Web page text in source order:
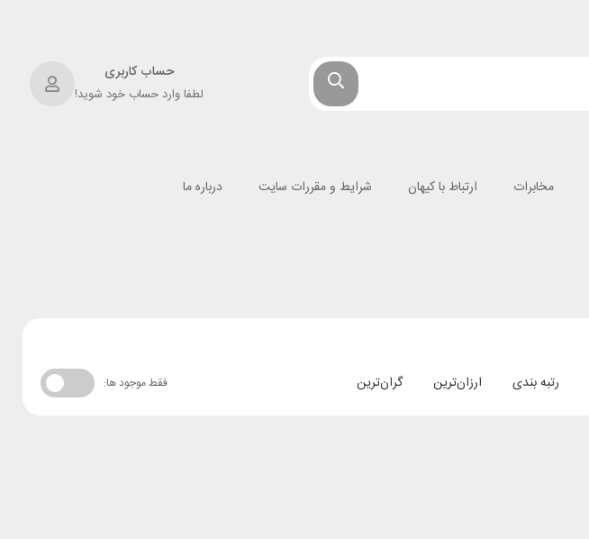
حساب کاربری
لطفا وارد حساب خود شوید!
مخابرات ارتباط با کیهان شرایط و مقررات سایت
درباره ما
رتبه بندی ارزان‌ترین گران‌ترین فقط موجود ها: